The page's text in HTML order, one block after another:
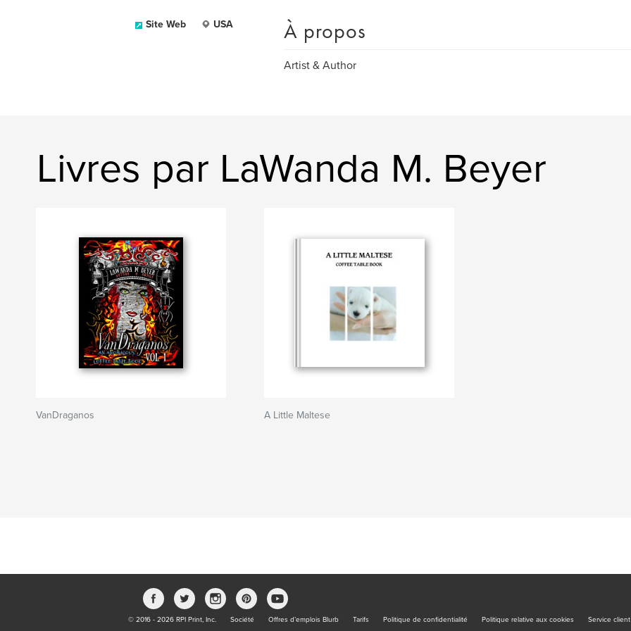
Site Web USA À propos
Artist & Author
Livres par LaWanda M. Beyer
VanDraganos A Little Maltese
© 2016 - 2026 RPI Print, Inc. Société Offres d’emplois Blurb Tarifs Politique de confidentialité Politique relative aux cookies Service client